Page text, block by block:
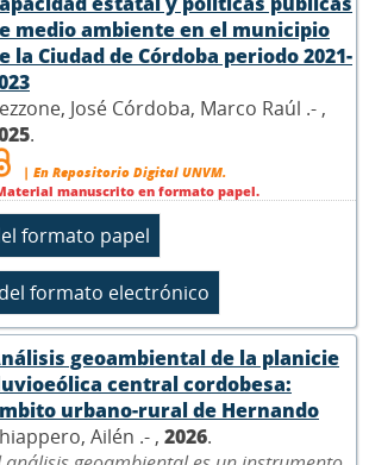
medio ambiente en el municipio
la Ciudad de Córdoba periodo 2021-
José Córdoba, Marco Raúl .- ,
.
| En Repositorio Digital UNVM.
manuscrito en formato papel.
geoambiental de la planicie
central cordobesa:
urbano-rural de Hernando
Ailén .- , 2026.